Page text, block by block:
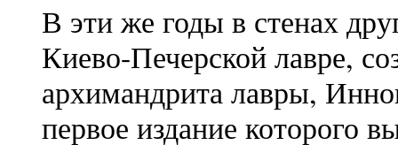
В эти же годы в стенах
Киево-Печерской лавре,
архимандрита лавры,
первое издание которого